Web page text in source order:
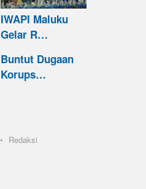
IWAPI Maluku
Gelar R…
Buntut Dugaan
Korups…
Redaksi